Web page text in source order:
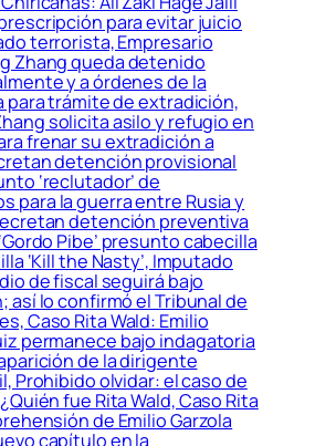
para evitar juicio
terrorista, Empresario
Zhang queda detenido
y a órdenes de la
para trámite de extradición,
solicita asilo y refugio en
frenar su extradición a
detención provisional
‘reclutador’ de
para la guerra entre Rusia y
detención preventiva
Pibe’ presunto cabecilla
‘Kill the Nasty’, Imputado
de fiscal seguirá bajo
así lo confirmó el Tribunal de
Caso Rita Wald: Emilio
permanece bajo indagatoria
de la dirigente
Prohibido olvidar: el caso de
fue Rita Wald, Caso Rita
de Emilio Garzola
capítulo en la